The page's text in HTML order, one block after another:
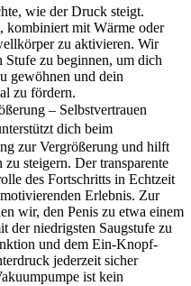
wie der Druck steigt.
kombiniert mit Wärme oder
zu aktivieren. Wir
Stufe zu beginnen, um dich
gewöhnen und dein
zu fördern.
– Selbstvertrauen
dich beim
zur Vergrößerung und hilft
steigern. Der transparente
des Fortschritts in Echtzeit
Erlebnis. Zur
wir, den Penis zu etwa einem
der niedrigsten Saugstufe zu
und dem Ein-Knopf-
jederzeit sicher
ist kein